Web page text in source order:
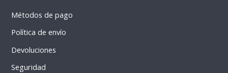
-
a
l
t
a
p
p
Métodos de pago
Política de envío
Devoluciones
Seguridad